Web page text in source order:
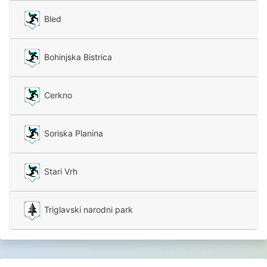
Bled
Bohinjska Bistrica
Cerkno
Soriska Planina
Stari Vrh
Triglavski narodni park